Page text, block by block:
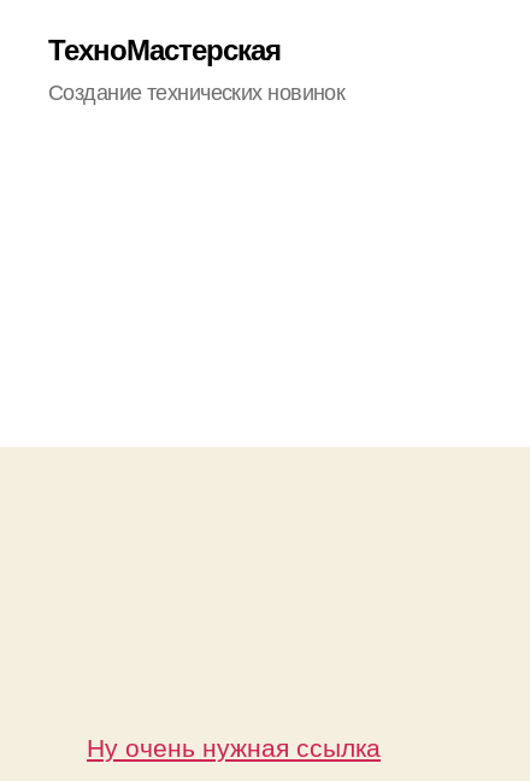
ТехноМастерская
Создание технических новинок
Ну очень нужная ссылка